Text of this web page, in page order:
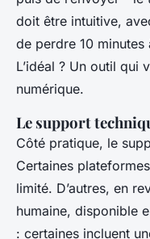
doit être intuitive,
de perdre 10
L’idéal ? Un outil qui
numérique.
Le support
Côté pratique, le
Certaines
limité. D’autres, en
humaine, disponible
: certaines incluent